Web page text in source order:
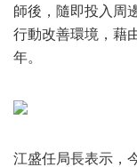
師後，隨即投入周
行動改善環境，藉
年。
江盛任局長表示，